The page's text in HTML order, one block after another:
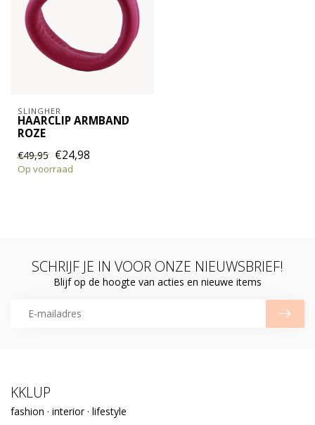
SLINGHER
HAARCLIP ARMBAND
ROZE
€49,95 €24,98
Op voorraad
SCHRIJF JE IN VOOR ONZE NIEUWSBRIEF!
Blijf op de hoogte van acties en nieuwe items
KKLUP
fashion · interior · lifestyle